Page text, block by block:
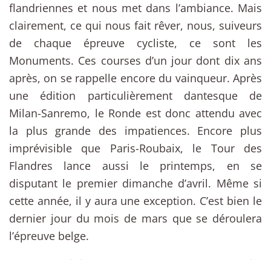
flandriennes et nous met dans l’ambiance. Mais
clairement, ce qui nous fait rêver, nous, suiveurs
de chaque épreuve cycliste, ce sont les
Monuments. Ces courses d’un jour dont dix ans
après, on se rappelle encore du vainqueur. Après
une édition particulièrement dantesque de
Milan-Sanremo, le Ronde est donc attendu avec
la plus grande des impatiences. Encore plus
imprévisible que Paris-Roubaix, le Tour des
Flandres lance aussi le printemps, en se
disputant le premier dimanche d’avril. Même si
cette année, il y aura une exception. C’est bien le
dernier jour du mois de mars que se déroulera
l’épreuve belge.